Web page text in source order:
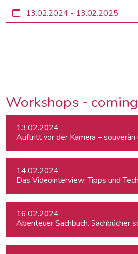
Workshops -
13.02.2024
Auftritt vor der Kamera – souverän
14.02.2024
Das Videointerview: Tipps und
16.02.2024
Abenteuer Sachbuch. Sachbücher